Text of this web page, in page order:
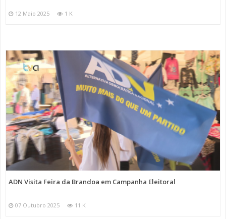
12 Maio 2025 1 K
ADN Visita Feira da Brandoa em Campanha Eleitoral
07 Outubro 2025 11 K